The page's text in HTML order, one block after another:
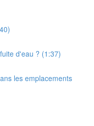
d'eau ? (1:37)
les emplacements